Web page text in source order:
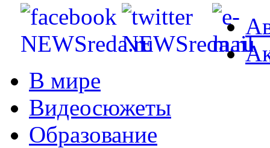
В мире
Видеосюжеты
Образование